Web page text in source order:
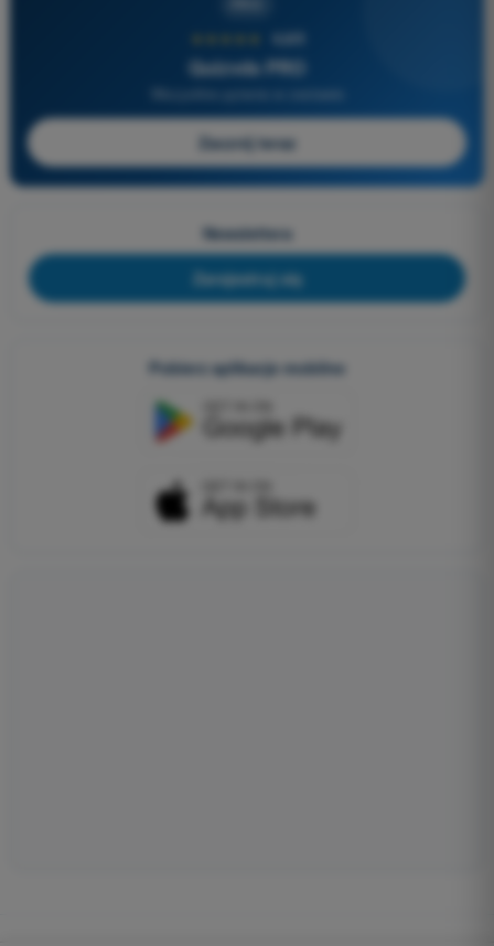
4,6/5
Quizvds PRO
Zacznij teraz
Newslettera
Zarejestruj się
Pobierz aplikacje mobilne